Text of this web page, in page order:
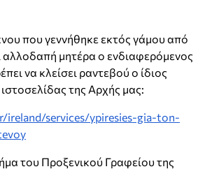
που γεννήθηκε εκτός γάμου από
μητέρα ο ενδιαφερόμενος
να κλείσει ραντεβού ο ίδιος
της Αρχής μας:
services/ypiresies-gia-ton-
του Προξενικού Γραφείου της